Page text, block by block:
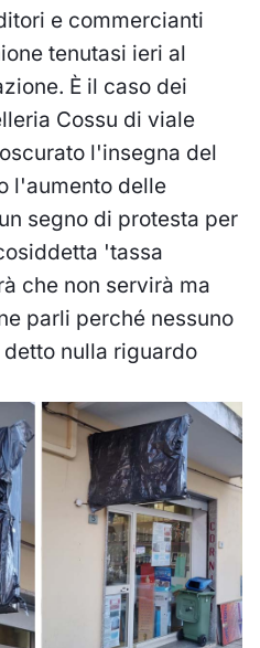
e commercianti
tenutasi ieri al
È il caso dei
Cossu di viale
l'insegna del
l'aumento delle
segno di protesta per
'tassa
che non servirà ma
parli perché nessuno
nulla riguardo